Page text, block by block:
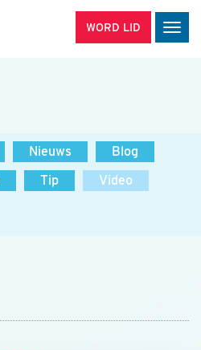
WORD LID
Nieuws
Blog
Tip
Video